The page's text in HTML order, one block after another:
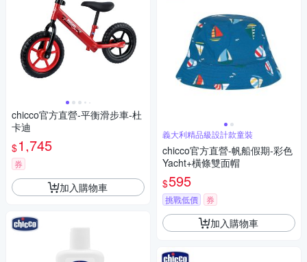
chicco官方直營-平衡滑步車-杜
卡迪
$1,745
券
加入購物車
義大利精品級設計款童裝
chicco官方直營-帆船假期-彩色
Yacht+橫條雙面帽
$595
挑戰低價 券
加入購物車